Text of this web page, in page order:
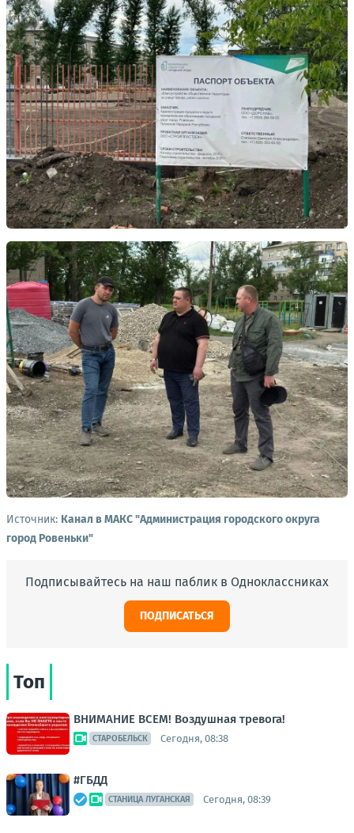
Источник: Канал в МАКС "Администрация городского округа
город Ровеньки"
Подписывайтесь на наш паблик в Одноклассниках
ПОДПИСАТЬСЯ
Топ
ВНИМАНИЕ ВСЕМ! Воздушная тревога!
СТАРОБЕЛЬСК Сегодня, 08:38
#ГБДД
СТАНИЦА ЛУГАНСКАЯ Сегодня, 08:39